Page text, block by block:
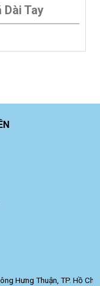
Dài Tay
Hưng Thuận, TP. Hồ Chí